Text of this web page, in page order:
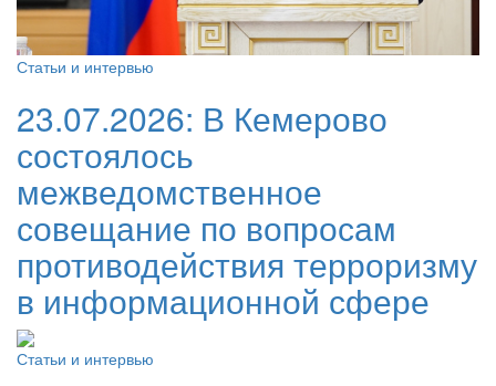
Статьи и интервью
23.07.2026: В Кемерово
состоялось
межведомственное
совещание по вопросам
противодействия терроризму
в информационной сфере
Статьи и интервью